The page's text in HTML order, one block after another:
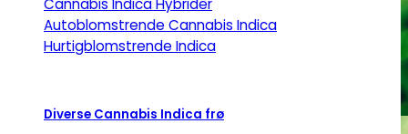
Autoblomstrende Cannabis Indica
Hurtigblomstrende Indica
Diverse Cannabis Indica frø